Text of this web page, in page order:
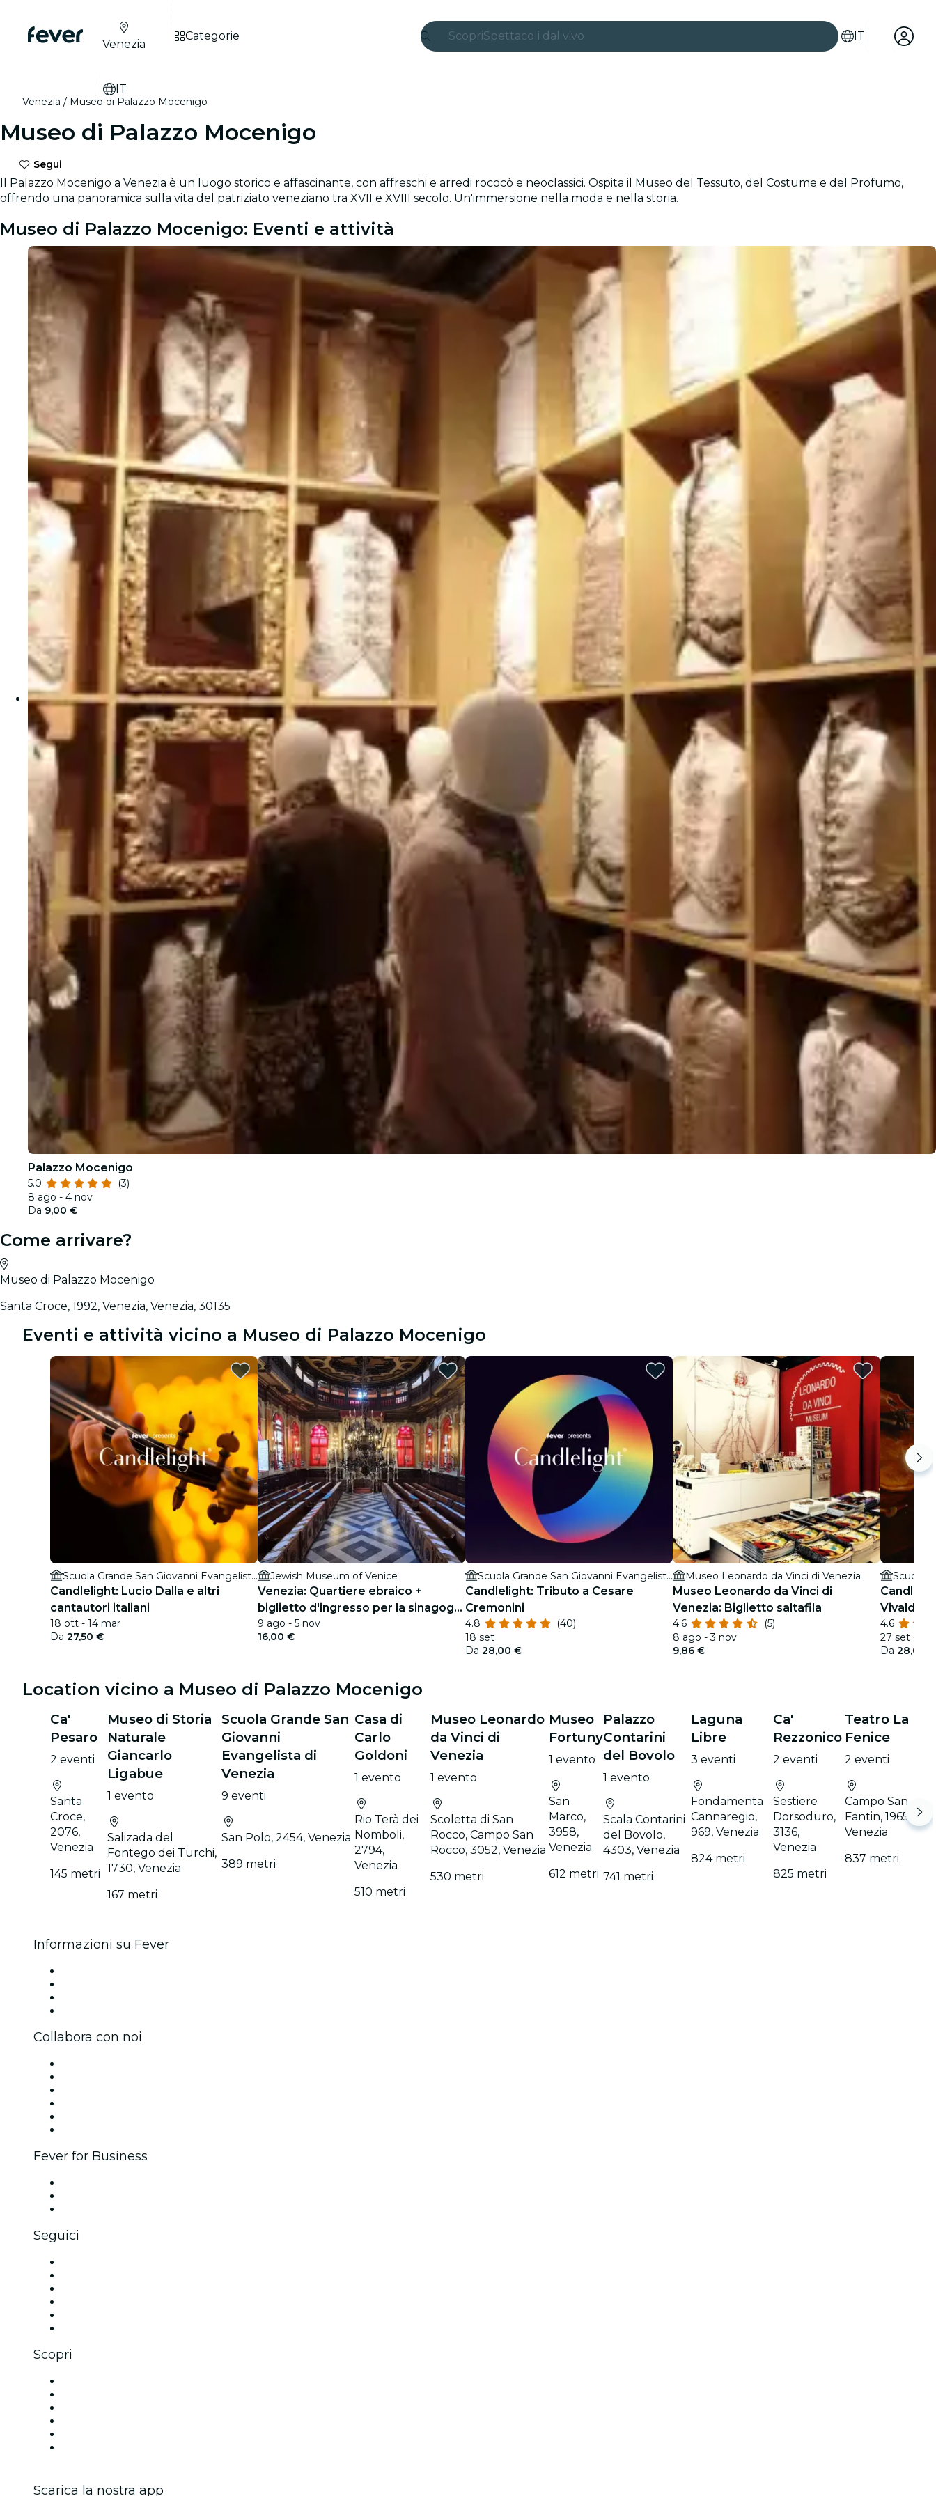
ScopriSpettacoli dal vivo
San Paolo
Seoul
Tour città
Ristoranti
Cinema
IT
Venezia
IT
Categorie
Venezia Museo di Palazzo Mocenigo
Museo di Palazzo Mocenigo
Segui
Il Palazzo Mocenigo a Venezia è un luogo storico e affascinante, con affreschi e arredi rococò e neoclassici. Ospita il Museo del Tessuto, del Costume e del Profumo,
offrendo una panoramica sulla vita del patriziato veneziano tra XVII e XVIII secolo. Un'immersione nella moda e nella storia.
Museo di Palazzo Mocenigo: Eventi e attività
Palazzo Mocenigo
5.0
(3)
8 ago - 4 nov
Da 9,00 €
Come arrivare?
Museo di Palazzo Mocenigo
Santa Croce, 1992, Venezia, Venezia, 30135
Eventi e attività vicino a Museo di Palazzo Mocenigo
Scuola Grande San Giovanni Evangelista di Venezia
Candlelight: Lucio Dalla e altri
cantautori italiani
18 ott - 14 mar
Da 27,50 €
Jewish Museum of Venice
Venezia: Quartiere ebraico +
biglietto d'ingresso per la sinagoga
+ guida audio per smartphone
9 ago - 5 nov
16,00 €
Scuola Grande San Giovanni Evangelista di Venezia
Candlelight: Tributo a Cesare
Cremonini
4.8
(40)
18 set
Da 28,00 €
Museo Leonardo da Vinci di Venezia
Museo Leonardo da Vinci di
Venezia: Biglietto saltafila
4.6
(5)
8 ago - 3 nov
9,86 €
Vivaldi
4.6
27 set - 13
Da 28,00
Location vicino a Museo di Palazzo Mocenigo
Ca'
Pesaro
2 eventi
Santa
Croce,
2076,
Venezia
145 metri
Museo di Storia
Naturale
Giancarlo
Ligabue
1 evento
Salizada del
Fontego dei Turchi,
1730, Venezia
167 metri
Scuola Grande San
Giovanni
Evangelista di
Venezia
9 eventi
San Polo, 2454, Venezia
389 metri
Casa di
Carlo
Goldoni
1 evento
Rio Terà dei
Nomboli,
2794,
Venezia
510 metri
Museo Leonardo
da Vinci di
Venezia
1 evento
Scoletta di San
Rocco, Campo San
Rocco, 3052, Venezia
530 metri
Museo
Fortuny
1 evento
San
Marco,
3958,
Venezia
612 metri
Palazzo
Contarini
del Bovolo
1 evento
Scala Contarini
del Bovolo,
4303, Venezia
741 metri
Laguna
Libre
3 eventi
Fondamenta
Cannaregio,
969, Venezia
824 metri
Ca'
Rezzonico
2 eventi
Sestiere
Dorsoduro,
3136,
Venezia
825 metri
Teatro La
Fenice
2 eventi
Campo San
Fantin, 1965,
Venezia
837 metri
Informazioni su Fever
Collabora con noi
Fever for Business
Seguici
Scopri
Scarica la nostra app